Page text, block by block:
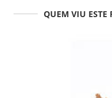
QUEM VIU ESTE